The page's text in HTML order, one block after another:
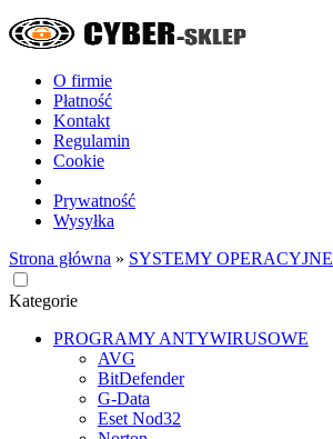
O firmie
Płatność
Kontakt
Regulamin
Cookie
Prywatność
Wysyłka
Strona główna » SYSTEMY OPERACYJNE
Kategorie
PROGRAMY ANTYWIRUSOWE
AVG
BitDefender
G-Data
Eset Nod32